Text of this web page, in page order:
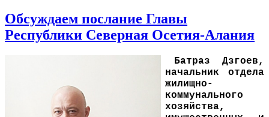
Обсуждаем послание Главы
Республики Северная Осетия-Алания
Батраз Дзгоев,
начальник отдела
жилищно-
коммунального
хозяйства,